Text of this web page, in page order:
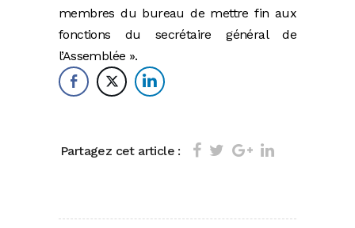
membres du bureau de mettre fin aux
fonctions du secrétaire général de
l’Assemblée ».
Partagez cet article :